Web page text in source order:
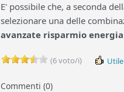
E' possibile che, a seconda
selezionare una delle
avanzate risparmio energia
(6 voto/i) Utile
Commenti (0)